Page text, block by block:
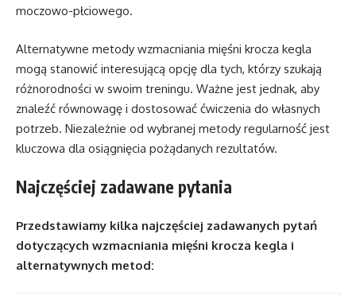
moczowo-płciowego.
Alternatywne metody wzmacniania mięśni krocza kegla
mogą stanowić interesującą opcję dla tych, którzy szukają
różnorodności w swoim treningu. Ważne jest jednak, aby
znaleźć równowagę i dostosować ćwiczenia do własnych
potrzeb. Niezależnie od wybranej metody regularność jest
kluczowa dla osiągnięcia pożądanych rezultatów.
Najczęściej zadawane pytania
Przedstawiamy kilka najczęściej zadawanych pytań
dotyczących wzmacniania mięśni krocza kegla i
alternatywnych metod: